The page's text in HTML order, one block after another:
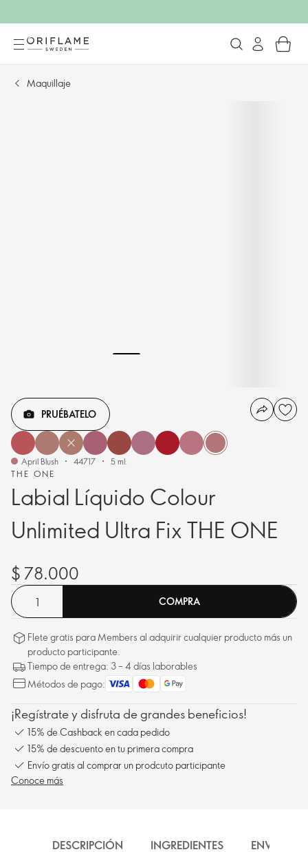
Maquillaje
THE ONE
Labial Líquido Colour
Unlimited Ultra Fix THE ONE
PRUÉBATELO
April Blush 44717 5 ml.
$ 78.000
COMPRA
Flete gratis para Members al adquirir cualquier producto más un
producto participante.
Tiempo de entrega: 3 – 4 días laborables
Métodos de pago:
¡Regístrate y disfruta de grandes beneficios!
15% de Cashback en cada pedido
15% de descuento en tu primera compra
Envío gratis al comprar un prodcuto participante
Conoce más
DESCRIPCIÓN INGREDIENTES ENVÍO